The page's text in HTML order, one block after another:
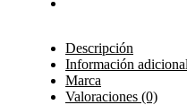
Descripción
Información adicional
Marca
Valoraciones (0)